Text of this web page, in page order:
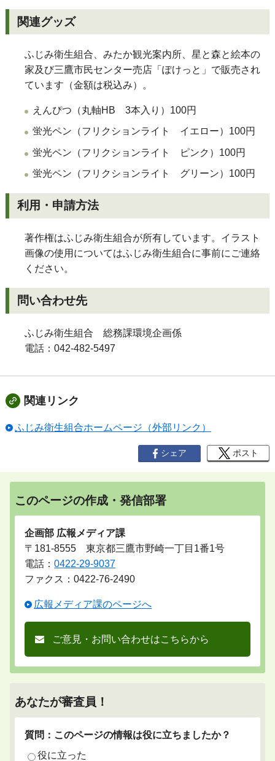
関連グッズ
ふじみ衛生組合、みたか観光案内所、星と森と絵本の
家及び三鷹市民センター売店「ぽけっと」で販売され
ています（金額は税込み）。
えんぴつ（丸軸HB 3本入り）100円
蛍光ペン（フリクションライト イエロー）100円
蛍光ペン（フリクションライト ピンク）100円
蛍光ペン（フリクションライト グリーン）100円
利用・申請方法
著作権はふじみ衛生組合が所有しています。イラスト
画像の使用についてはふじみ衛生組合に事前にご連絡
ください。
問い合わせ先
ふじみ衛生組合 総務課環境企画係
電話：042-482-5497
関連リンク
ふじみ衛生組合ホームページ（外部リンク）
シェア ポスト
このページの作成・発信部署
企画部 広報メディア課
〒181-8555 東京都三鷹市野崎一丁目1番1号
電話：0422-29-9037
ファクス：0422-76-2490
広報メディア課のページへ
ご意見・お問い合わせはこちらから
あなたが審査員！
質問：このページの情報は役に立ちましたか？
役に立った